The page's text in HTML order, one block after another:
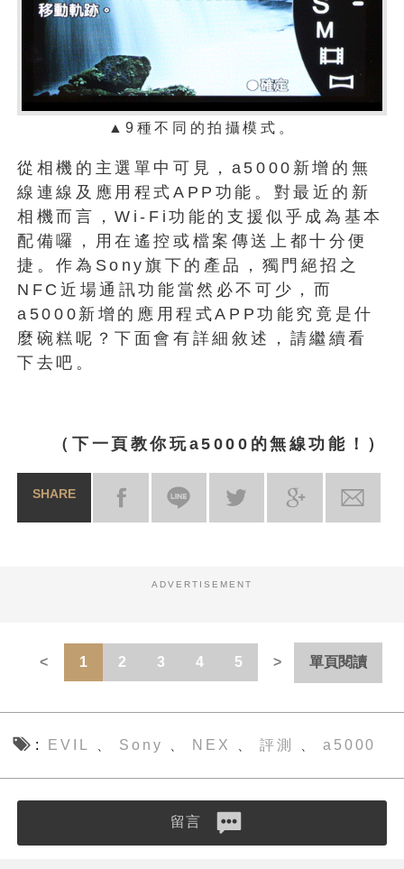
▲9種不同的拍攝模式 。
從相機的主選單中可見，a5000新增的無
線連線及應用程式APP功能。對最近的新
相機而言，Wi-Fi功能的支援似乎成為基本
配備囉，用在遙控或檔案傳送上都十分便
捷。作為Sony旗下的產品，獨門絕招之
NFC近場通訊功能當然必不可少，而
a5000新增的應用程式APP功能究竟是什
麼碗糕呢？下面會有詳細敘述，請繼續看
下去吧。
（下一頁教你玩a5000的無線功能！）
SHARE
ADVERTISEMENT
1 2 3 4 5 單頁閱讀
EVIL Sony NEX 評測 a5000
留言